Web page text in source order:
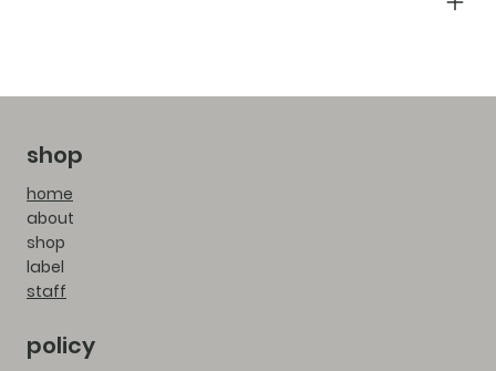
shop
home
about
shop
label
staff
policy